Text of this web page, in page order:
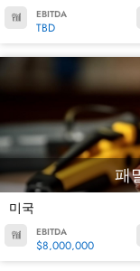
EBITDA
TBD
패
미국
EBITDA
$8,000,000